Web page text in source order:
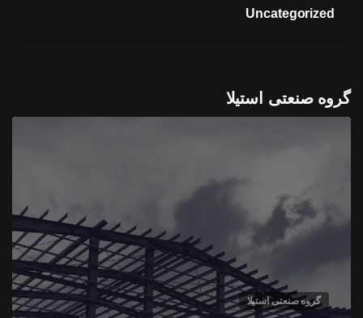
Uncategorized
گروه صنعتی استیلا
گروه صنعتی استیلا